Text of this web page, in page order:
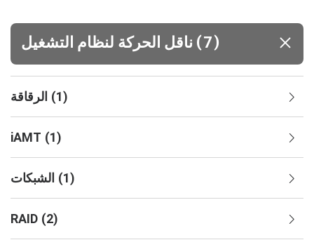
(7)
الرقاقة (1)
iAMT (1)
الشبكات (1)
RAID (2)